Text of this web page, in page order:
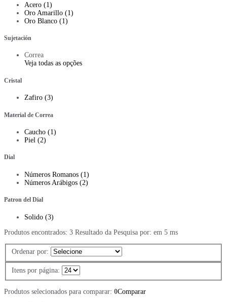
Acero (1)
Oro Amarillo (1)
Oro Blanco (1)
Sujetación
Correa
Veja todas as opções
Cristal
Zafiro (3)
Material de Correa
Caucho (1)
Piel (2)
Dial
Números Romanos (1)
Números Arábigos (2)
Patron del Dial
Solido (3)
Produtos encontrados: 3 Resultado da Pesquisa por: em 5 ms
Ordenar por:
Itens por página:
Produtos selecionados para comparar: 0Comparar